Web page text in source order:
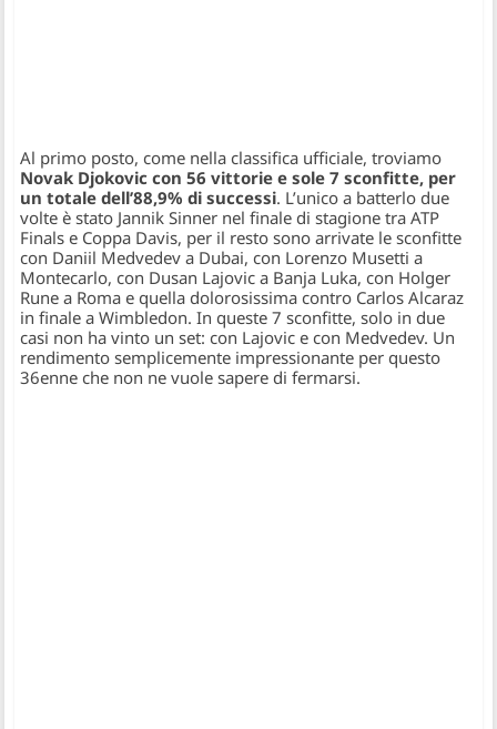
Al primo posto, come nella classifica ufficiale, troviamo
Novak Djokovic con 56 vittorie e sole 7 sconfitte, per
un totale dell’88,9% di successi. L’unico a batterlo due
volte è stato Jannik Sinner nel finale di stagione tra ATP
Finals e Coppa Davis, per il resto sono arrivate le sconfitte
con Daniil Medvedev a Dubai, con Lorenzo Musetti a
Montecarlo, con Dusan Lajovic a Banja Luka, con Holger
Rune a Roma e quella dolorosissima contro Carlos Alcaraz
in finale a Wimbledon. In queste 7 sconfitte, solo in due
casi non ha vinto un set: con Lajovic e con Medvedev. Un
rendimento semplicemente impressionante per questo
36enne che non ne vuole sapere di fermarsi.